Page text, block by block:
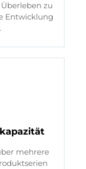
zu
Entwicklung
mehrere